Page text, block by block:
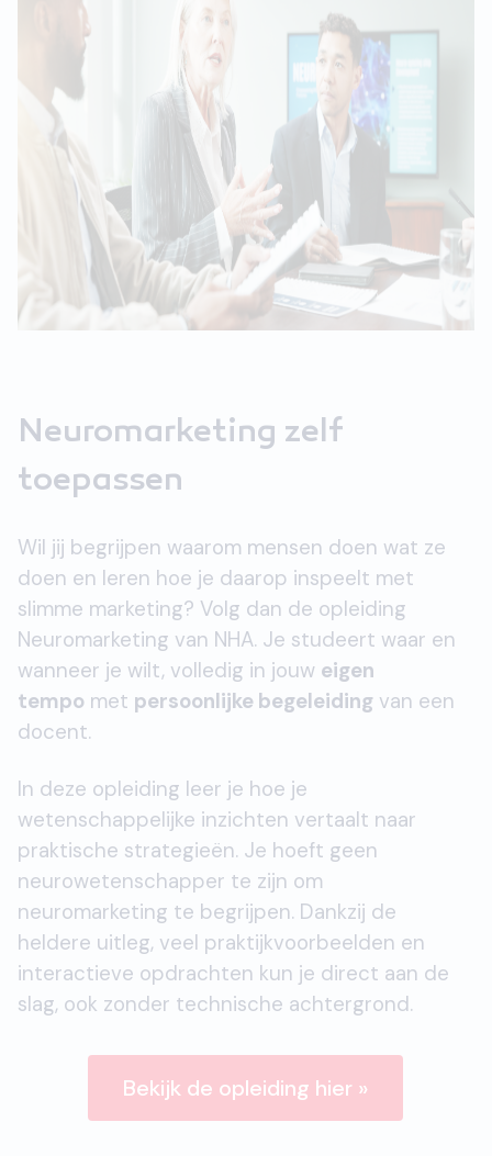
Neuromarketing zelf
toepassen
Wil jij begrijpen waarom mensen doen wat ze
doen en leren hoe je daarop inspeelt met
slimme marketing? Volg dan de opleiding
Neuromarketing van NHA. Je studeert waar en
wanneer je wilt, volledig in jouw eigen
tempo met persoonlijke begeleiding van een
docent.
In deze opleiding leer je hoe je
wetenschappelijke inzichten vertaalt naar
praktische strategieën. Je hoeft geen
neurowetenschapper te zijn om
neuromarketing te begrijpen. Dankzij de
heldere uitleg, veel praktijkvoorbeelden en
interactieve opdrachten kun je direct aan de
slag, ook zonder technische achtergrond.
Bekijk de opleiding hier »